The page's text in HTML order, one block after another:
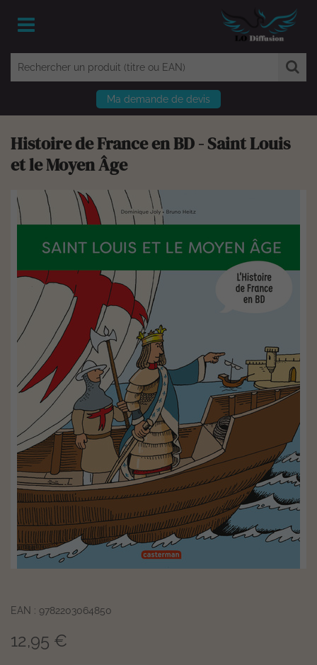
Ma demande de devis
Histoire de France en BD - Saint Louis
et le Moyen Âge
EAN : 9782203064850
12,95 €